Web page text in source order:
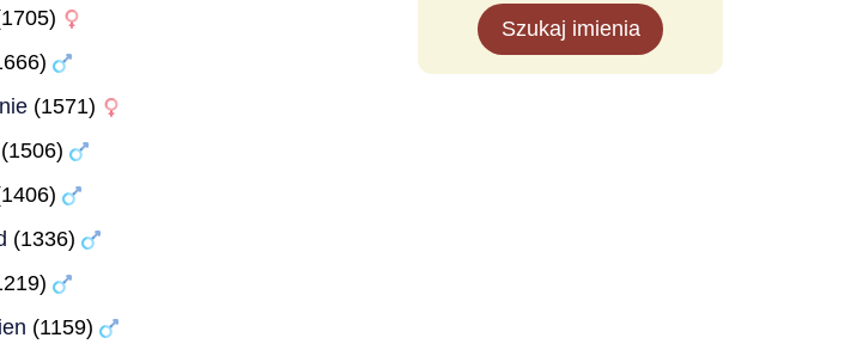
(1571)
(1506)
(1336)
(1159)
Szukaj imienia